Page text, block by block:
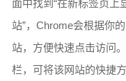
面中找到“在新标签页上
站”，Chrome会根据你
站，方便快速点击访问
栏，可将该网站的快捷